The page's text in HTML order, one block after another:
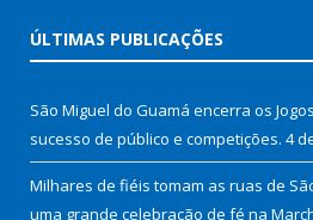
ÚLTIMAS PUBLICAÇÕES
São Miguel do Guamá encerra os
sucesso de público e competições. 4
Milhares de fiéis tomam as ruas de
uma grande celebração de fé na